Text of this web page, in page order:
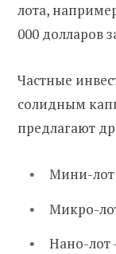
лота,
000 долларов
Частные
солидным
предлагают
Мини-лот
Микро-
Нано-лот